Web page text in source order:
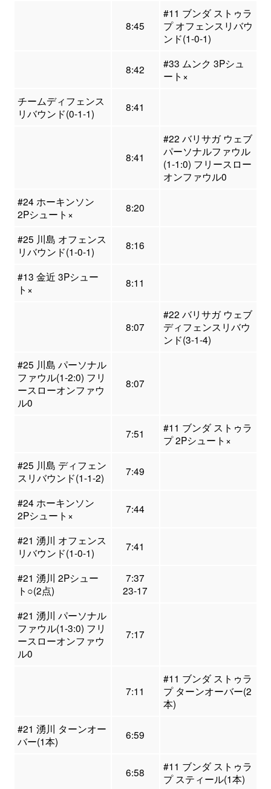
8:45
#11 ブンダ ストゥラ
プ オフェンスリバウ
ンド(1-0-1)
8:42
#33 ムンク 3Pシュ
ート×
チームディフェンス
リバウンド(0-1-1)
8:41
8:41
#22 バリサガ ウェブ
パーソナルファウル
(1-1:0) フリースロー
オンファウル0
#24 ホーキンソン
2Pシュート×
8:20
#25 川島 オフェンス
リバウンド(1-0-1)
8:16
#13 金近 3Pシュー
ト×
8:11
8:07
#22 バリサガ ウェブ
ディフェンスリバウ
ンド(3-1-4)
#25 川島 パーソナル
ファウル(1-2:0) フリ
ースローオンファウ
ル0
8:07
7:51
#11 ブンダ ストゥラ
プ 2Pシュート×
#25 川島 ディフェン
スリバウンド(1-1-2)
7:49
#24 ホーキンソン
2Pシュート×
7:44
#21 湧川 オフェンス
リバウンド(1-0-1)
7:41
#21 湧川 2Pシュー
ト○(2点)
7:37
23-17
#21 湧川 パーソナル
ファウル(1-3:0) フリ
ースローオンファウ
ル0
7:17
7:11
#11 ブンダ ストゥラ
プ ターンオーバー(2
本)
#21 湧川 ターンオー
バー(1本)
6:59
6:58
#11 ブンダ ストゥラ
プ スティール(1本)